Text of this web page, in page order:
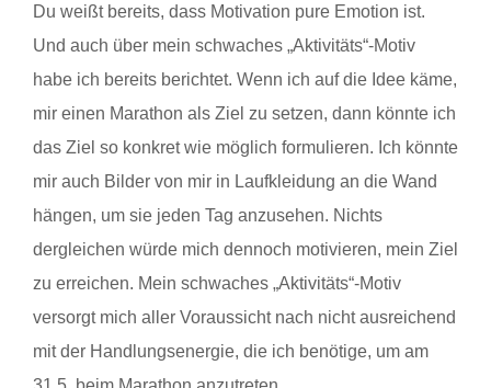
Du weißt bereits, dass Motivation pure Emotion ist.
Und auch über mein schwaches „Aktivitäts“-Motiv
habe ich bereits berichtet. Wenn ich auf die Idee käme,
mir einen Marathon als Ziel zu setzen, dann könnte ich
das Ziel so konkret wie möglich formulieren. Ich könnte
mir auch Bilder von mir in Laufkleidung an die Wand
hängen, um sie jeden Tag anzusehen. Nichts
dergleichen würde mich dennoch motivieren, mein Ziel
zu erreichen. Mein schwaches „Aktivitäts“-Motiv
versorgt mich aller Voraussicht nach nicht ausreichend
mit der Handlungsenergie, die ich benötige, um am